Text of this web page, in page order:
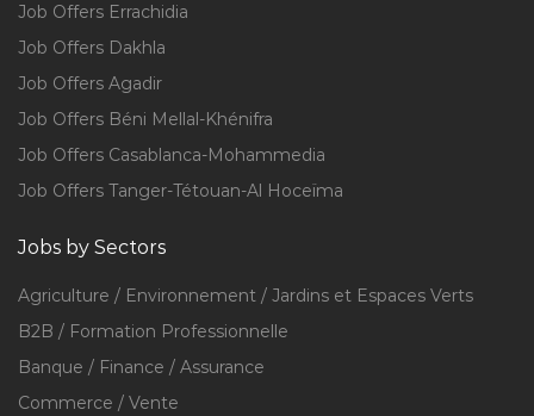
Job Offers Errachidia
Job Offers Dakhla
Job Offers Agadir
Job Offers Béni Mellal-Khénifra
Job Offers Casablanca-Mohammedia
Job Offers Tanger-Tétouan-Al Hoceïma
Jobs by Sectors
Agriculture / Environnement / Jardins et Espaces Verts
B2B / Formation Professionnelle
Banque / Finance / Assurance
Commerce / Vente